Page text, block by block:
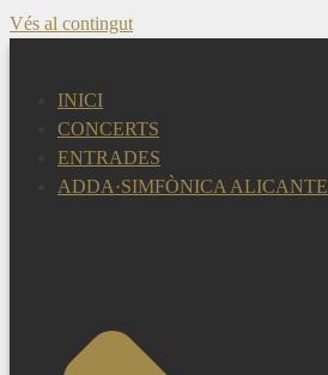
Vés al contingut
INICI
CONCERTS
ENTRADES
ADDA·SIMFÒNICA ALICANTE